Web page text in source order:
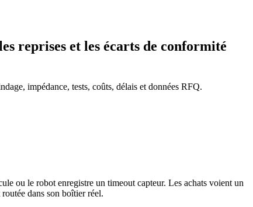
reprises et les écarts de conformité
impédance, tests, coûts, délais et données RFQ.
ou le robot enregistre un timeout capteur. Les achats voient un
dans son boîtier réel.